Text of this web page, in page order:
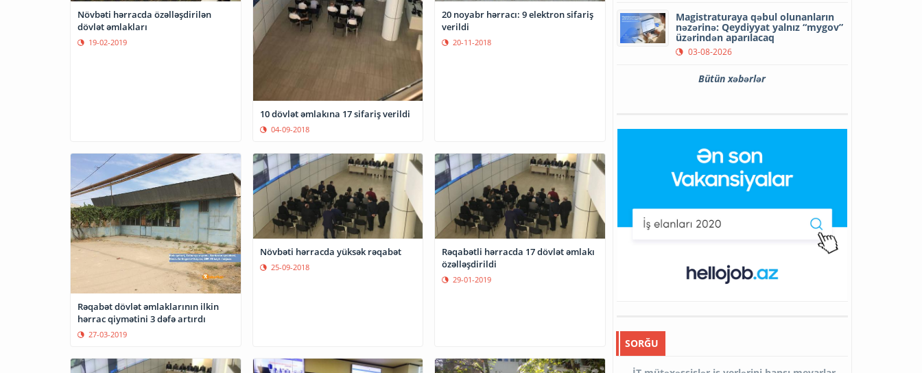
Növbəti hərracda özəlləşdirilən
dövlət əmlakları
19-02-2019
10 dövlət əmlakına 17 sifariş verildi
04-09-2018
20 noyabr hərracı: 9 elektron sifariş
verildi
20-11-2018
Rəqabət dövlət əmlaklarının ilkin
hərrac qiymətini 3 dəfə artırdı
27-03-2019
Növbəti hərracda yüksək rəqabət
25-09-2018
Rəqabətli hərracda 17 dövlət əmlakı
özəlləşdirildi
29-01-2019
Magistraturaya qəbul olunanların
nəzərinə: Qeydiyyat yalnız “mygov”
üzərindən aparılacaq
03-08-2026
Bütün xəbərlər
SORĞU